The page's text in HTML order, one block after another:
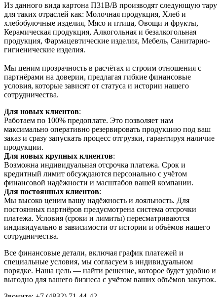
Из данного вида картона П31В/B производят следующую тару
для таких отраслей как: Молочная продукция, Хлеб и
хлебобулочные изделия, Мясо и птица, Овощи и фрукты,
Керамическая продукция, Алкогольная и безалкогольная
продукция, Фармацевтические изделия, Мебель, Санитарно-
гигиенические изделия.
Мы ценим прозрачность в расчётах и строим отношения с
партнёрами на доверии, предлагая гибкие финансовые
условия, которые зависят от статуса и истории нашего
сотрудничества.
Для новых клиентов:
Работаем по 100% предоплате. Это позволяет нам
максимально оперативно резервировать продукцию под ваш
заказ и сразу запускать процесс отгрузки, гарантируя наличие
продукции.
Для новых крупных клиентов:
Возможна индивидуальная отсрочка платежа. Срок и
кредитный лимит обсуждаются персонально с учётом
финансовой надёжности и масштабов вашей компании.
Для постоянных клиентов:
Мы высоко ценим вашу надёжность и лояльность. Для
постоянных партнёров предусмотрена система отсрочки
платежа. Условия (сроки и лимиты) пересматриваются
индивидуально в зависимости от истории и объёмов нашего
сотрудничества.
Все финансовые детали, включая график платежей и
специальные условия, мы согласуем в индивидуальном
порядке. Наша цель — найти решение, которое будет удобно и
выгодно для вашего бизнеса с учётом ваших объёмов закупок.